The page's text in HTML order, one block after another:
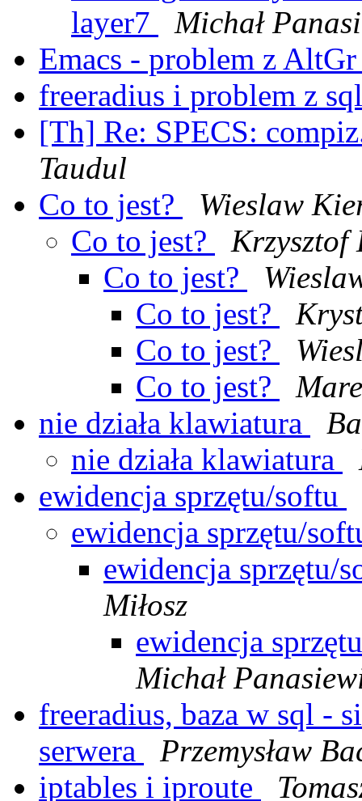
layer7
Michał
Emacs - problem z
freeradius i problem z
[Th] Re: SPECS:
Taudul
Co to jest?
Wieslaw
Co to jest?
Krzysztof
Co to jest?
Co to jest?
Co to jest?
Co to jest?
nie działa klawiatura
nie działa klawiatura
ewidencja sprzętu/softu
ewidencja sprzętu/
ewidencja sprzętu/
Miłosz
ewidencja
Michał
freeradius, baza w sql -
serwera
Przemysław
iptables i iproute